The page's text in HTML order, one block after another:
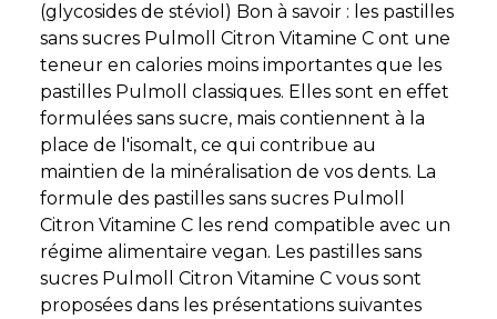
(glycosides de stéviol) Bon à savoir : les pastilles
sans sucres Pulmoll Citron Vitamine C ont une
teneur en calories moins importantes que les
pastilles Pulmoll classiques. Elles sont en effet
formulées sans sucre, mais contiennent à la
place de l'isomalt, ce qui contribue au
maintien de la minéralisation de vos dents. La
formule des pastilles sans sucres Pulmoll
Citron Vitamine C les rend compatible avec un
régime alimentaire vegan. Les pastilles sans
sucres Pulmoll Citron Vitamine C vous sont
proposées dans les présentations suivantes